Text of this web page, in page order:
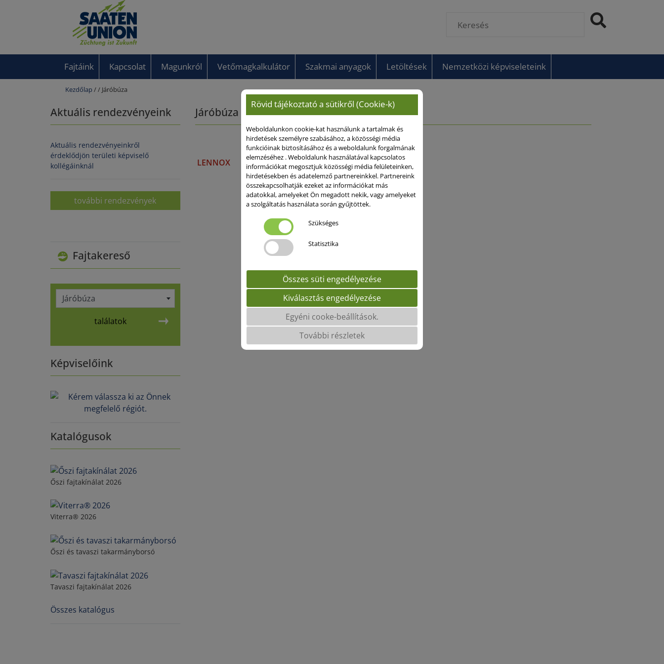
Fajtáink Kapcsolat Magunkról Vetőmagkalkulátor Szakmai anyagok Letöltések Nemzetközi képviseleteink
Kezdőlap// Járóbúza
Aktuális rendezvényeink
Aktuális rendezvényeinkről
érdeklődjön területi képviselő
kollégáinknál
további rendezvények
Fajtakereső
Járóbúza
találatok
Képviselőink
Katalógusok
Őszi fajtakínálat 2026
Viterra® 2026
Őszi és tavaszi takarmányborsó
Tavaszi fajtakínálat 2026
Összes katalógus
Járóbúza
LENNOX
Rövid tájékoztató a sütikről (Cookie-k)
Weboldalunkon cookie-kat használunk a tartalmak és
hirdetések személyre szabásához, a közösségi média
funkcióinak biztosításához és a weboldalunk forgalmának
elemzéséhez . Weboldalunk használatával kapcsolatos
információkat megosztjuk közösségi média felületeinken,
hirdetésekben és adatelemző partnereinkkel. Partnereink
összekapcsolhatják ezeket az információkat más
adatokkal, amelyeket Ön megadott nekik, vagy amelyeket
a szolgáltatás használata során gyűjtöttek.
Szükséges
Statisztika
Összes süti engedélyezése
Kiválasztás engedélyezése
Egyéni cooke-beállítások.
További részletek